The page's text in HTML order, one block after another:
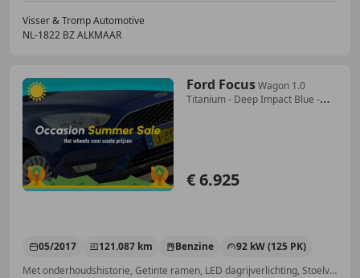
Visser & Tromp Automotive
NL-1822 BZ ALKMAAR
Ford FocusWagon 1.0
Titanium - Deep Impact Blue -
€ 6.925
05/2017 121.087 km Benzine
92 kW (125 PK)
Met onderhoudshistorie, Getinte ramen, LED dagrijverlichting, Stoelverwarming, Bandenspanningscontrole, Voorruitverwarming, Dakrails, LED verlichting